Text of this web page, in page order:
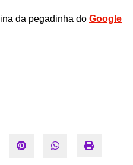
da pegadinha do Google